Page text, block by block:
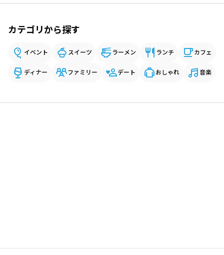
カテゴリから探す
イベント スイーツ ラーメン ランチ カフェ
ディナー ファミリー デート おしゃれ 音楽